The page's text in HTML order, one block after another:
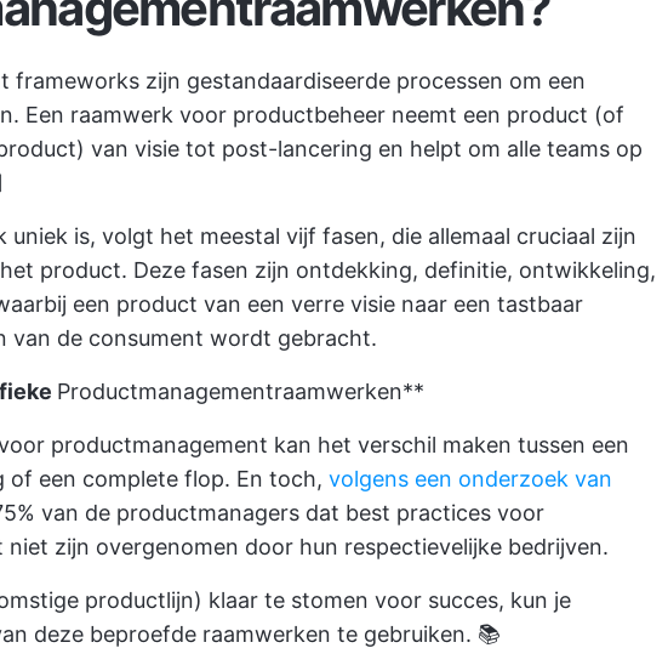
frameworks zijn gestandaardiseerde processen om een
Een raamwerk voor productbeheer neemt een product (of
van visie tot post-lancering en helpt om alle teams op
uniek is, volgt het meestal vijf fasen, die allemaal cruciaal zijn
product. Deze fasen zijn ontdekking, definitie, ontwikkeling,
een product van een verre visie naar een tastbaar
van de consument wordt gebracht.
Productmanagementraamwerken**
productmanagement kan het verschil maken tussen een
of een complete flop. En toch, volgens een onderzoek van
van de productmanagers dat best practices voor
zijn overgenomen door hun respectievelijke bedrijven.
productlijn) klaar te stomen voor succes, kun je
deze beproefde raamwerken te gebruiken. 📚